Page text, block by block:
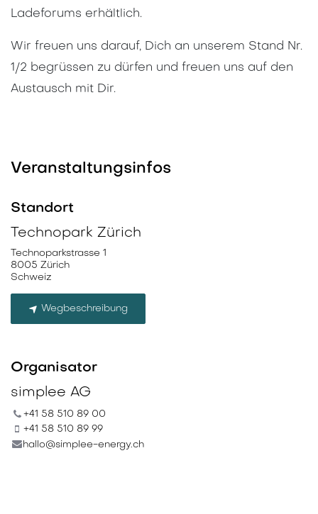
Ladeforums erhältlich.
Wir freuen uns darauf, Dich an unserem Stand Nr.
1/2 begrüssen zu dürfen und freuen uns auf den
Austausch mit Dir.
Veranstaltungsinfos
Standort
Technopark Zürich
Technoparkstrasse 1
8005 Zürich
Schweiz
Wegbeschreibung
Organisator
simplee AG
+41 58 510 89 00
+41 58 510 89 99
hallo@simplee-energy.ch